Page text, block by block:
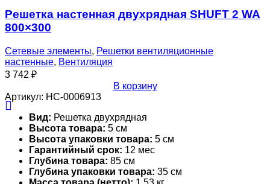
Решетка настенная двухрядная SHUFT 2 WA
800×300
Сетевые элементы, Решетки вентиляционные
настенные, Вентиляция
3 742 ₽
В корзину
Артикул: НС-0006913
Вид: Решетка двухрядная
Высота товара: 5 см
Высота упаковки товара: 5 см
Гарантийный срок: 12 мес
Глубина товара: 85 см
Глубина упаковки товара: 35 см